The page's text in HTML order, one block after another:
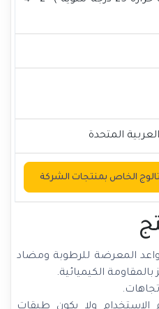
المتحدة
الخاص بمنتجات الشركة
المعرضة للرطوبة ومضاد
بالمقاومة الكيميائية.
الاستخدام ولا يكون طبقات